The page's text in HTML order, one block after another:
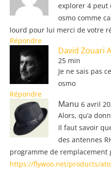
explorer 4 peut
osmo comme
lourd pour lui merci de votre
Répondre
David Zouari
25 min
Je ne sais pas
osmo
Répondre
Manu 6 avril
Alors, qu’a
Il faut savoir
des antennes
programme de remplacement
https://flywoo.net/products/